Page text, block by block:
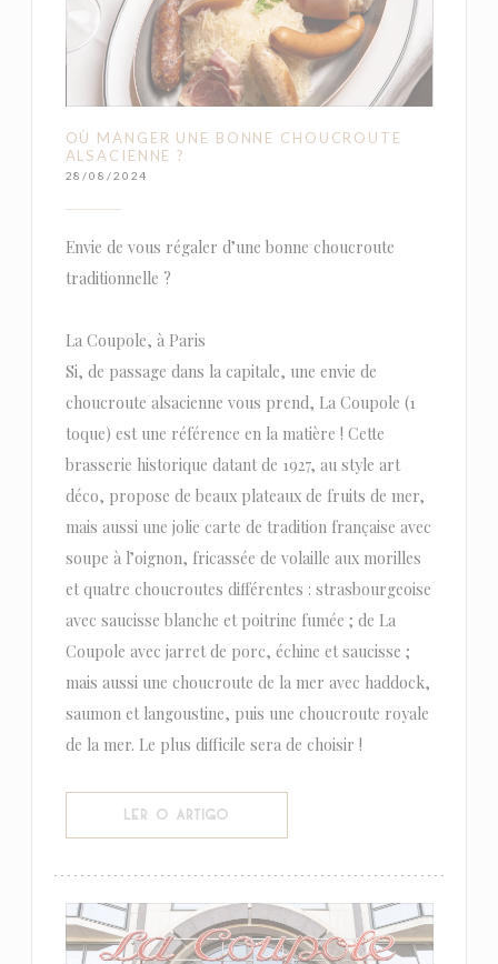
OÙ MANGER UNE BONNE CHOUCROUTE
ALSACIENNE ?
28/08/2024
Envie de vous régaler d’une bonne choucroute
traditionnelle ?
La Coupole, à Paris
Si, de passage dans la capitale, une envie de
choucroute alsacienne vous prend, La Coupole (1
toque) est une référence en la matière ! Cette
brasserie historique datant de 1927, au style art
déco, propose de beaux plateaux de fruits de mer,
mais aussi une jolie carte de tradition française avec
soupe à l’oignon, fricassée de volaille aux morilles
et quatre choucroutes différentes : strasbourgeoise
avec saucisse blanche et poitrine fumée ; de La
Coupole avec jarret de porc, échine et saucisse ;
mais aussi une choucroute de la mer avec haddock,
saumon et langoustine, puis une choucroute royale
de la mer. Le plus difficile sera de choisir !
LER O ARTIGO